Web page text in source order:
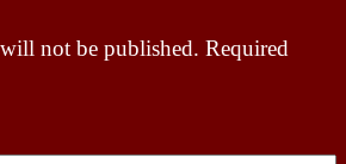
not be published. Required